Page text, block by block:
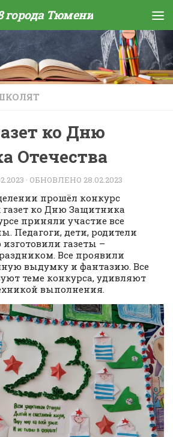
Тюмени
ко Дню
Отечества
· ОБНОВЛЕНО 28.02.2023
прошёл конкурс
газет ко Дню Защитника
приняли участие все
Педагоги, дети, родители
газеты –
Все проявили
выдумку и фантазию. Все
теме конкурса, удивляют
выполнения.